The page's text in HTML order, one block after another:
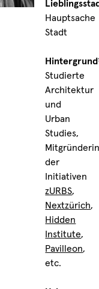
Hauptsache
Stadt
Studierte
Architektur
und
Urban
Studies,
der
Initiativen
zURBS,
Nextzürich,
Hidden
Institute,
Pavilleon,
etc.